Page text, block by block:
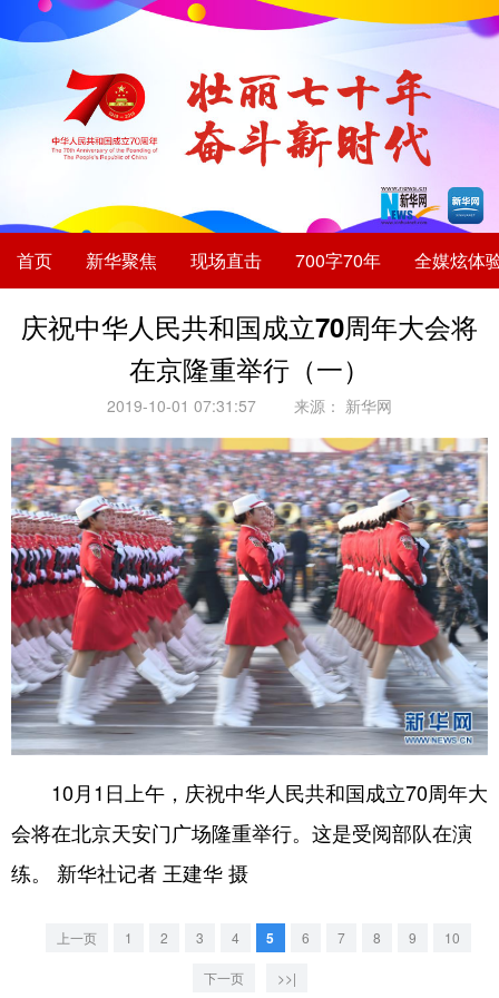
首页 新华聚焦 现场直击 700字70年 全媒炫体
庆祝中华人民共和国成立70周年大会将
在京隆重举行（一）
2019-10-01 07:31:57 来源： 新华网
10月1日上午，庆祝中华人民共和国成立70周年大
会将在北京天安门广场隆重举行。这是受阅部队在演
练。 新华社记者 王建华 摄
上一页 1 2 3 4 5 6 7 8 9 10
下一页 >>|